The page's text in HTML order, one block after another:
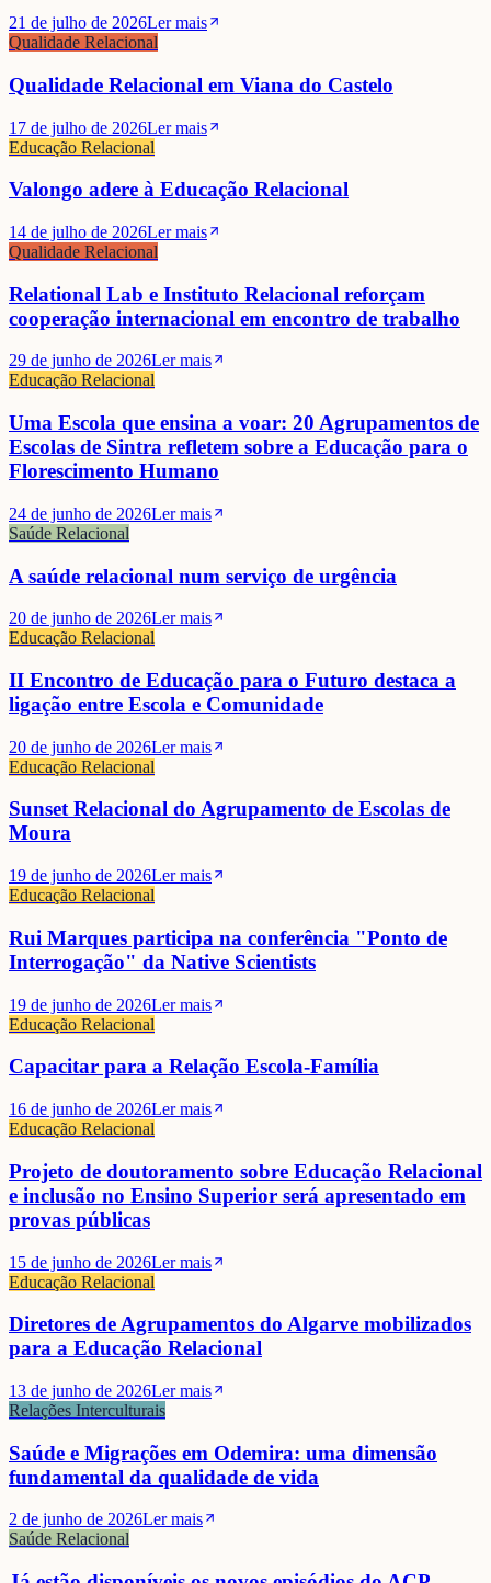
21 de julho de 2026Ler mais
Qualidade Relacional
Qualidade Relacional em Viana do Castelo
17 de julho de 2026Ler mais
Educação Relacional
Valongo adere à Educação Relacional
14 de julho de 2026Ler mais
Qualidade Relacional
Relational Lab e Instituto Relacional reforçam
cooperação internacional em encontro de trabalho
29 de junho de 2026Ler mais
Educação Relacional
Uma Escola que ensina a voar: 20 Agrupamentos de
Escolas de Sintra refletem sobre a Educação para o
Florescimento Humano
24 de junho de 2026Ler mais
Saúde Relacional
A saúde relacional num serviço de urgência
20 de junho de 2026Ler mais
Educação Relacional
II Encontro de Educação para o Futuro destaca a
ligação entre Escola e Comunidade
20 de junho de 2026Ler mais
Educação Relacional
Sunset Relacional do Agrupamento de Escolas de
Moura
19 de junho de 2026Ler mais
Educação Relacional
Rui Marques participa na conferência "Ponto de
Interrogação" da Native Scientists
19 de junho de 2026Ler mais
Educação Relacional
Capacitar para a Relação Escola-Família
16 de junho de 2026Ler mais
Educação Relacional
Projeto de doutoramento sobre Educação Relacional
e inclusão no Ensino Superior será apresentado em
provas públicas
15 de junho de 2026Ler mais
Educação Relacional
Diretores de Agrupamentos do Algarve mobilizados
para a Educação Relacional
13 de junho de 2026Ler mais
Relações Interculturais
Saúde e Migrações em Odemira: uma dimensão
fundamental da qualidade de vida
2 de junho de 2026Ler mais
Saúde Relacional